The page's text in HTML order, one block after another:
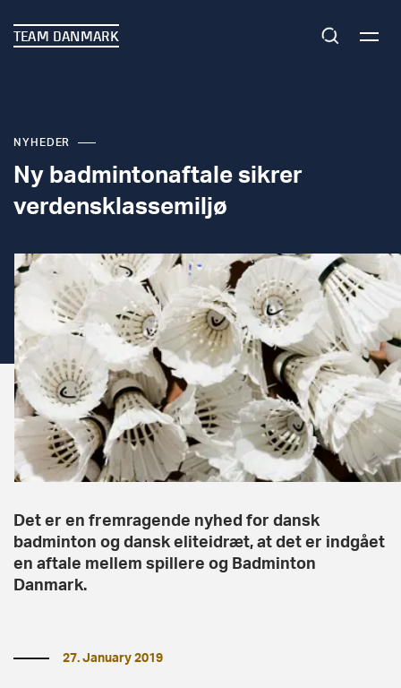
TEAM DANMARK
NYHEDER
Ny badmintonaftale sikrer
verdensklassemiljø
Det er en fremragende nyhed for dansk
badminton og dansk eliteidræt, at det er indgået
en aftale mellem spillere og Badminton
Danmark.
27. January 2019